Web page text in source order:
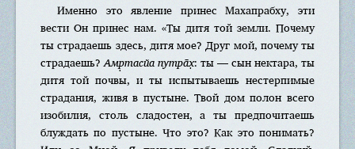
Именно это явление принес Махапрабху, эти
вести Он принес нам. «Ты дитя той земли. Почему
ты страдаешь здесь, дитя мое? Друг мой, почему ты
страдаешь?Амр̣тасйа путра̄х̣: ты — сын нектара, ты
дитя той почвы, и ты испытываешь нестерпимые
страдания, живя в пустыне. Твой дом полон всего
изобилия, столь сладостен, а ты предпочитаешь
блуждать по пустыне. Что это? Как это понимать?